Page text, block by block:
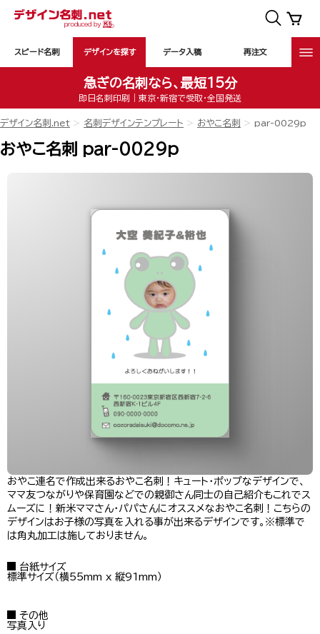
スピード名刺 デザインを探す データ入稿 再注文
急ぎの名刺なら、最短15分
即日名刺印刷｜東京・新宿で受取・全国発送
デザイン名刺.net 名刺デザインテンプレート おやこ名刺 par-0029p
おやこ名刺 par-0029p
おやこ連名で作成出来るおやこ名刺！キュート・ポップなデザインで、
ママ友つながりや保育園などでの親御さん同士の自己紹介もこれでス
ムーズに！新米ママさん・パパさんにオススメなおやこ名刺！こちらの
デザインはお子様の写真を入れる事が出来るデザインです。※標準で
は角丸加工は施しておりません。
台紙サイズ
標準サイズ（横55mm x 縦91mm）
その他
写真入り